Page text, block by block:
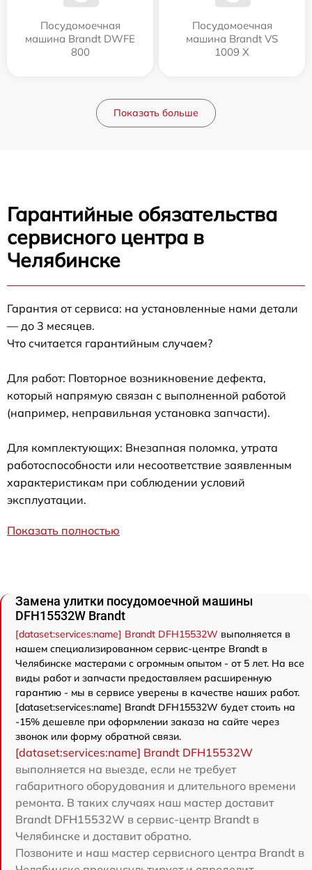
Посудомоечная
машина Brandt DWFE
800
Посудомоечная
машина Brandt VS
1009 X
Показать больше
Гарантийные обязательства
сервисного центра в
Челябинске
Гарантия от сервиса: на установленные нами детали
— до 3 месяцев.
Что считается гарантийным случаем?
Для работ: Повторное возникновение дефекта,
который напрямую связан с выполненной работой
(например, неправильная установка запчасти).
Для комплектующих: Внезапная поломка, утрата
работоспособности или несоответствие заявленным
характеристикам при соблюдении условий
эксплуатации.
Показать полностью
Замена улитки посудомоечной машины
DFH15532W Brandt
[dataset:services:name] Brandt DFH15532W выполняется в
нашем специализированном сервис-центре Brandt в
Челябинске мастерами с огромным опытом - от 5 лет. На все
виды работ и запчасти предоставляем расширенную
гарантию - мы в сервисе уверены в качестве наших работ.
[dataset:services:name] Brandt DFH15532W будет стоить на
-15% дешевле при оформлении заказа на сайте через
звонок или форму обратной связи.
[dataset:services:name] Brandt DFH15532W
выполняется на выезде, если не требует
габаритного оборудования и длительного времени
ремонта. В таких случаях наш мастер доставит
Brandt DFH15532W в сервис-центр Brandt в
Челябинске и доставит обратно.
Позвоните и наш мастер сервисного центра Brandt в